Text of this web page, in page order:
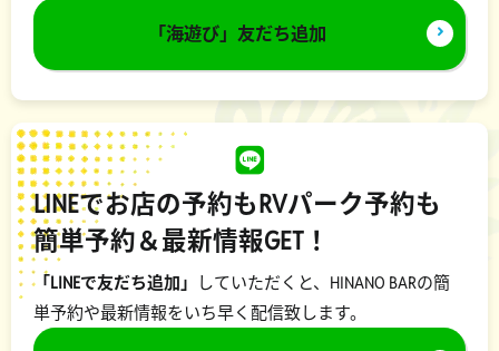
「海遊び」友だち追加
LINEでお店の予約もRVパーク予約も
簡単予約＆最新情報GET！
「LINEで友だち追加」
していただくと、HINANO BARの簡
単予約や最新情報をいち早く配信致します。